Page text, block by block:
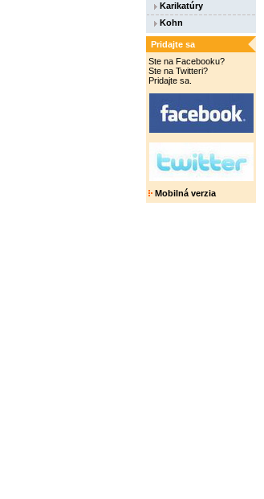
Karikatúry
Kohn
Pridajte sa
Ste na Facebooku?
Ste na Twitteri?
Pridajte sa.
Mobilná verzia